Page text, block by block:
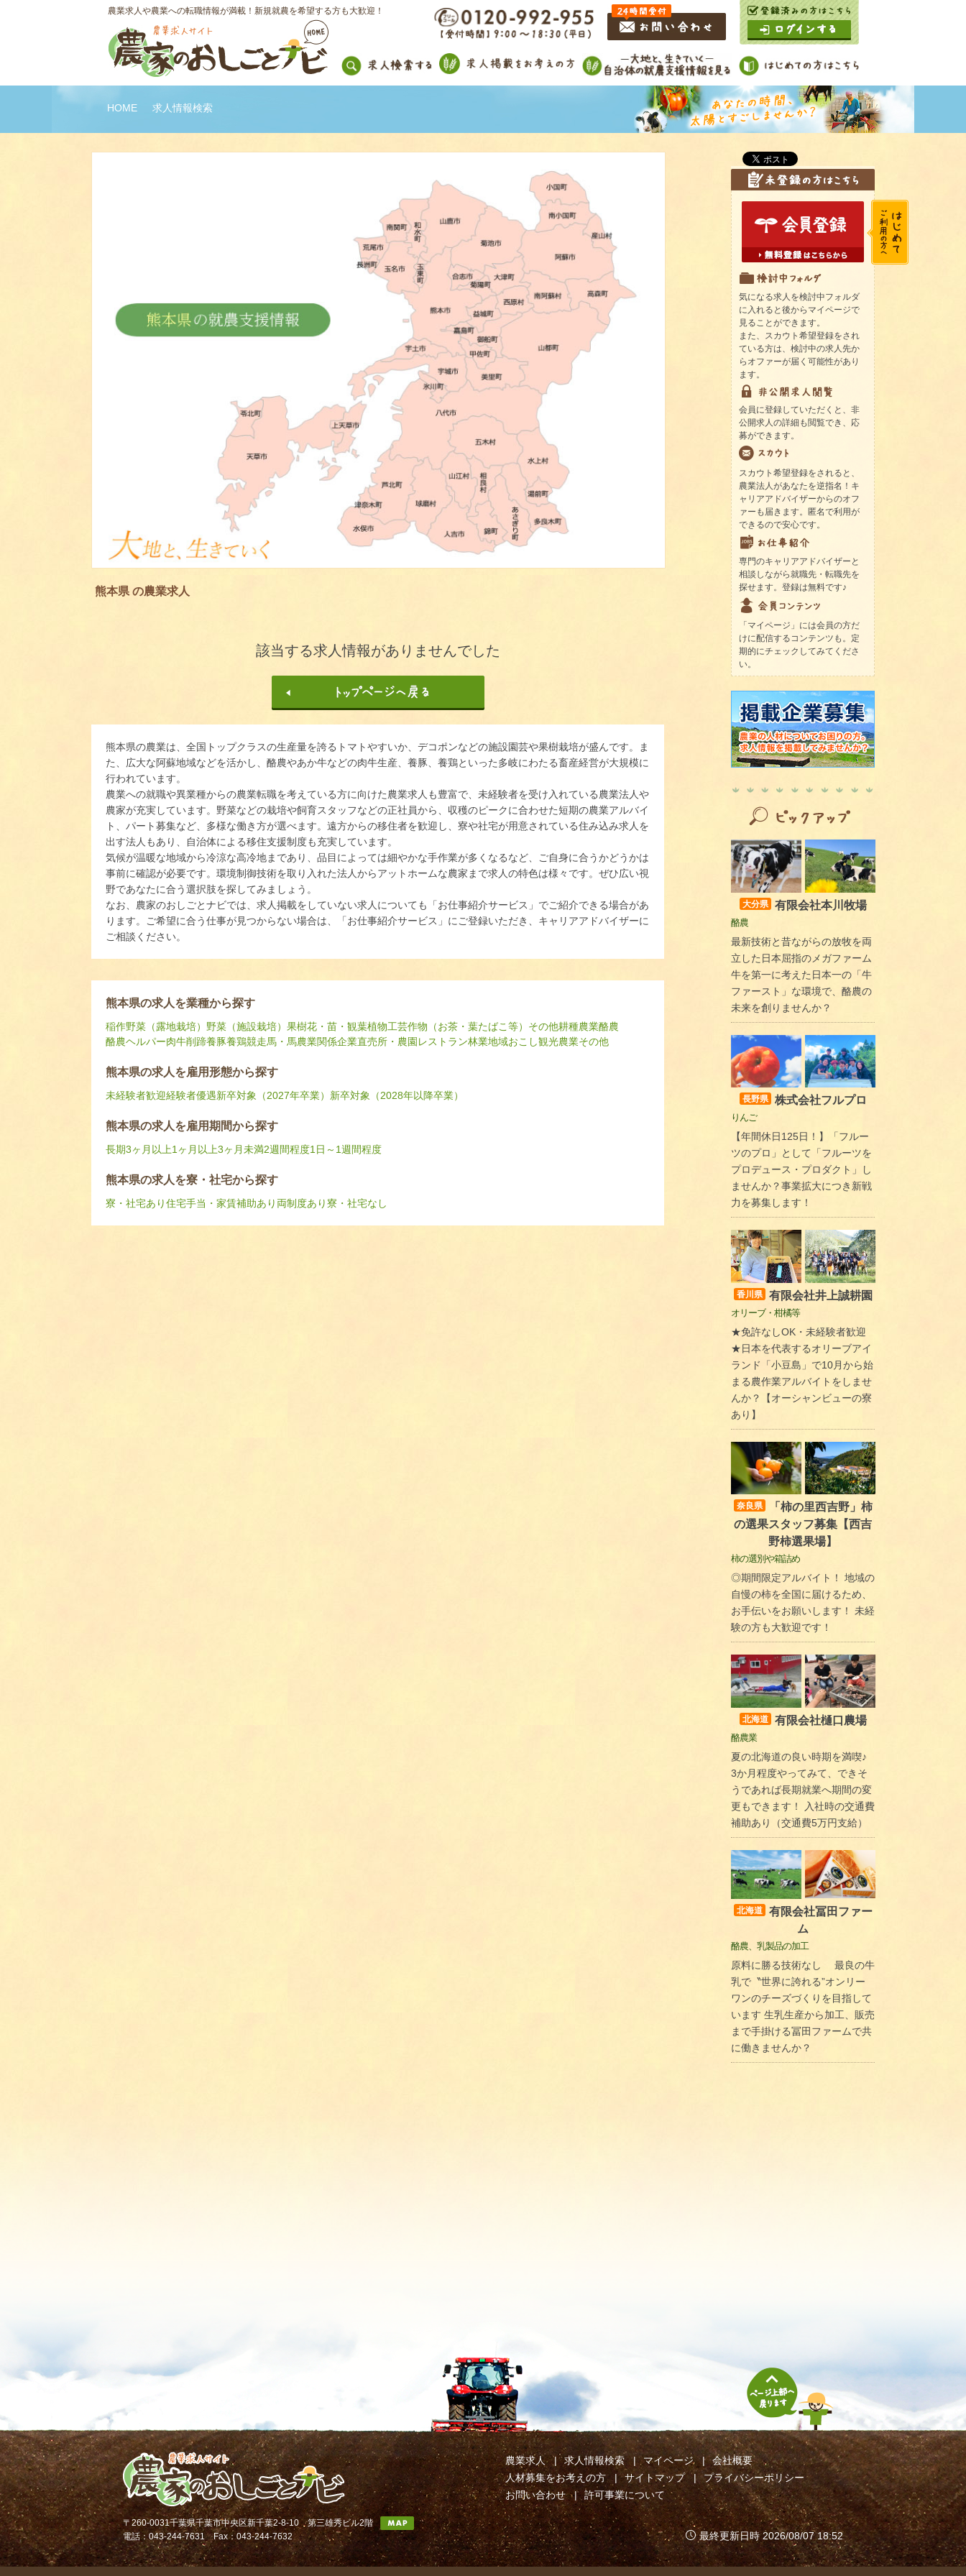
農業求人や農業への転職情報が満載！新規就農を希望する方も大歓迎！
HOME 求人情報検索
熊本県 の農業求人
該当する求人情報がありませんでした
熊本県の農業は、全国トップクラスの生産量を誇るトマトやすいか、デコポンなどの施設園芸や果樹栽培が盛んです。ま
た、広大な阿蘇地域などを活かし、酪農やあか牛などの肉牛生産、養豚、養鶏といった多岐にわたる畜産経営が大規模に
行われています。
農業への就職や異業種からの農業転職を考えている方に向けた農業求人も豊富で、未経験者を受け入れている農業法人や
農家が充実しています。野菜などの栽培や飼育スタッフなどの正社員から、収穫のピークに合わせた短期の農業アルバイ
ト、パート募集など、多様な働き方が選べます。遠方からの移住者を歓迎し、寮や社宅が用意されている住み込み求人を
出す法人もあり、自治体による移住支援制度も充実しています。
気候が温暖な地域から冷涼な高冷地まであり、品目によっては細やかな手作業が多くなるなど、ご自身に合うかどうかは
事前に確認が必要です。環境制御技術を取り入れた法人からアットホームな農家まで求人の特色は様々です。ぜひ広い視
野であなたに合う選択肢を探してみましょう。
なお、農家のおしごとナビでは、求人掲載をしていない求人についても「お仕事紹介サービス」でご紹介できる場合があ
ります。ご希望に合う仕事が見つからない場合は、「お仕事紹介サービス」にご登録いただき、キャリアアドバイザーに
ご相談ください。
熊本県の求人を業種から探す
稲作野菜（露地栽培） 野菜（施設栽培） 果樹花・苗・観葉植物工芸作物（お茶・葉たばこ等） その他耕種農業酪農
酪農ヘルパー肉牛削蹄養豚養鶏競走馬・馬農業関係企業直売所・農園レストラン林業地域おこし観光農業その他
熊本県の求人を雇用形態から探す
未経験者歓迎経験者優遇新卒対象（2027年卒業） 新卒対象（2028年以降卒業）
熊本県の求人を雇用期間から探す
長期3ヶ月以上1ヶ月以上3ヶ月未満2週間程度1日～1週間程度
熊本県の求人を寮・社宅から探す
寮・社宅あり住宅手当・家賃補助あり 両制度あり寮・社宅なし
気になる求人を検討中フォルダ
に入れると後からマイページで
見ることができます。
また、スカウト希望登録をされ
ている方は、検討中の求人先か
らオファーが届く可能性があり
ます。
会員に登録していただくと、非
公開求人の詳細も閲覧でき、応
募ができます。
スカウト希望登録をされると、
農業法人があなたを逆指名！キ
ャリアアドバイザーからのオフ
ァーも届きます。匿名で利用が
できるので安心です。
専門のキャリアアドバイザーと
相談しながら就職先・転職先を
探せます。登録は無料です♪
「マイページ」には会員の方だ
けに配信するコンテンツも。定
期的にチェックしてみてくださ
い。
大分県 有限会社本川牧場
酪農
最新技術と昔ながらの放牧を両
立した日本屈指のメガファーム
牛を第一に考えた日本一の「牛
ファースト」な環境で、酪農の
未来を創りませんか？
長野県 株式会社フルプロ
りんご
【年間休日125日！】「フルー
ツのプロ」として「フルーツを
プロデュース・プロダクト」し
ませんか？事業拡大につき新戦
力を募集します！
香川県 有限会社井上誠耕園
オリーブ・柑橘等
★免許なしOK・未経験者歓迎
★日本を代表するオリーブアイ
ランド「小豆島」で10月から始
まる農作業アルバイトをしませ
んか？【オーシャンビューの寮
あり】
奈良県
「柿の里西吉野」柿
の選果スタッフ募集【西吉
野柿選果場】
柿の選別や箱詰め
◎期間限定アルバイト！ 地域の
自慢の柿を全国に届けるため、
お手伝いをお願いします！ 未経
験の方も大歓迎です！
北海道 有限会社樋口農場
酪農業
夏の北海道の良い時期を満喫♪
3か月程度やってみて、できそ
うであれば長期就業へ期間の変
更もできます！ 入社時の交通費
補助あり（交通費5万円支給）
北海道
有限会社冨田ファー
ム
酪農、乳製品の加工
原料に勝る技術なし 最良の牛
乳で〝世界に誇れる”オンリー
ワンのチーズづくりを目指して
います 生乳生産から加工、販売
まで手掛ける冨田ファームで共
に働きませんか？
〒260-0031千葉県千葉市中央区新千葉2-8-10 第三雄秀ビル2階
電話：043-244-7631 Fax：043-244-7632
農業求人 求人情報検索 マイページ
会社概要
人材募集をお考えの方
サイトマップ
プライバシーポリシー
お問い合わせ
許可事業について
最終更新日時 2026/08/07 18:52